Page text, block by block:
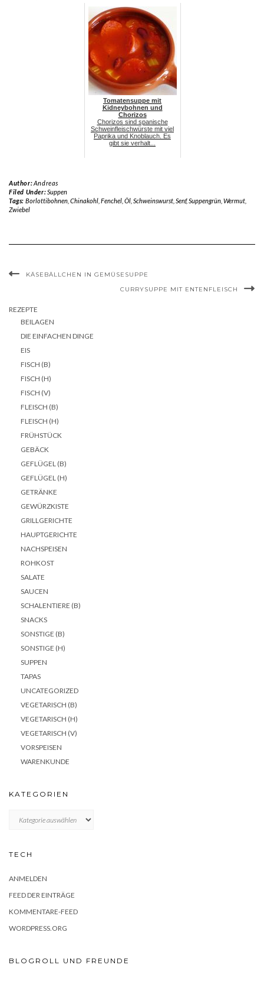
Tomatensuppe mit
Kidneybohnen und
Chorizos
Chorizos sind spanische
Schweinfleischwürste mit viel
Paprika und Knoblauch. Es
gibt sie verhalt...
Author:Andreas
Filed Under:Suppen
Tags: Borlottibohnen, Chinakohl, Fenchel, Öl, Schweinswurst, Senf,Suppengrün, Wermut,
Zwiebel
KÄSEBÄLLCHEN IN GEMÜSESUPPE
CURRYSUPPE MIT ENTENFLEISCH
REZEPTE
BEILAGEN
DIE EINFACHEN DINGE
EIS
FISCH (B)
FISCH (H)
FISCH (V)
FLEISCH (B)
FLEISCH (H)
FRÜHSTÜCK
GEBÄCK
GEFLÜGEL (B)
GEFLÜGEL (H)
GETRÄNKE
GEWÜRZKISTE
GRILLGERICHTE
HAUPTGERICHTE
NACHSPEISEN
ROHKOST
SALATE
SAUCEN
SCHALENTIERE (B)
SNACKS
SONSTIGE (B)
SONSTIGE (H)
SUPPEN
TAPAS
UNCATEGORIZED
VEGETARISCH (B)
VEGETARISCH (H)
VEGETARISCH (V)
VORSPEISEN
WARENKUNDE
KATEGORIEN
TECH
ANMELDEN
FEED DER EINTRÄGE
KOMMENTARE-FEED
WORDPRESS.ORG
BLOGROLL UND FREUNDE